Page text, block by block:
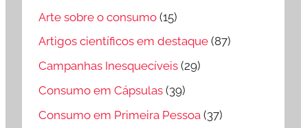
Arte sobre o consumo (15)
Artigos científicos em destaque (87)
Campanhas Inesquecíveis (29)
Consumo em Cápsulas (39)
Consumo em Primeira Pessoa (37)